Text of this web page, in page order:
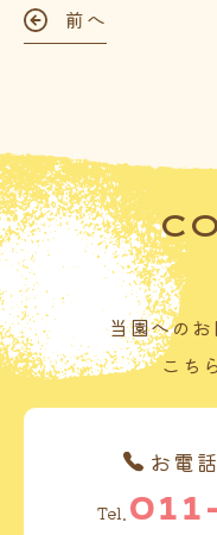
前へ
当園への
こち
お電
Tel.